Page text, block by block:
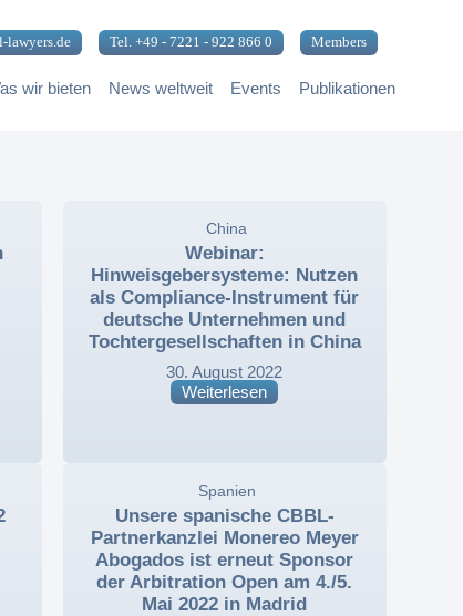
lawyers.de Tel. +49 - 7221 - 922 866 0 Members
wir bieten News weltweit Events Publikationen
Webinar:
Hinweisgebersysteme: Nutzen
als Compliance-Instrument für
deutsche Unternehmen und
Tochtergesellschaften in China
,China
30. August 2022
Weiterlesen
Unsere spanische CBBL-
Partnerkanzlei Monereo Meyer
Abogados ist erneut Sponsor
der Arbitration Open am 4./5.
Mai 2022 in Madrid
Spanien